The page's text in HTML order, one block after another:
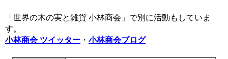
「世界の木の実と雑貨 小林商会」で別に活動もしていま
す。
小林商会 ツイッター ・ 小林商会ブログ